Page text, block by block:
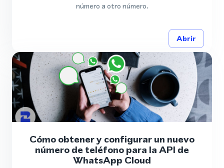
número a otro número.
Abrir
Cómo obtener y configurar un nuevo
número de teléfono para la API de
WhatsApp Cloud